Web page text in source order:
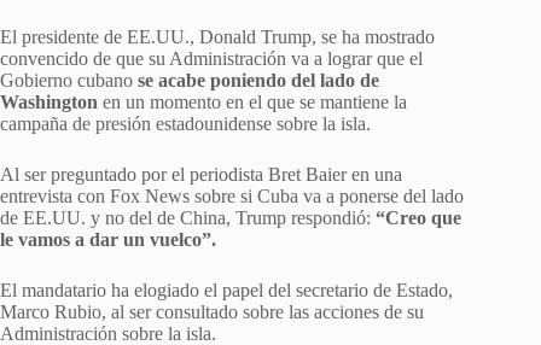
El presidente de EE.UU., Donald Trump, se ha mostrado
convencido de que su Administración va a lograr que el
Gobierno cubano se acabe poniendo del lado de
Washington en un momento en el que se mantiene la
campaña de presión estadounidense sobre la isla.
Al ser preguntado por el periodista Bret Baier en una
entrevista con Fox News sobre si Cuba va a ponerse del lado
de EE.UU. y no del de China, Trump respondió: “Creo que
le vamos a dar un vuelco”.
El mandatario ha elogiado el papel del secretario de Estado,
Marco Rubio, al ser consultado sobre las acciones de su
Administración sobre la isla.